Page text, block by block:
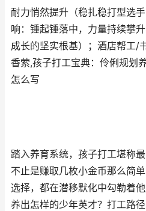
耐力悄然提升（稳扎稳打型选
响：锤起锤落中，力量持续攀
成长的坚实根基）；酒店帮工/
香萦,孩子打工宝典：伶俐规划
怎么写
踏入养育系统，孩子打工堪称
不止是赚取几枚小金币那么简
选择，都在潜移默化中勾勒着
养出怎样的少年英才？打工路